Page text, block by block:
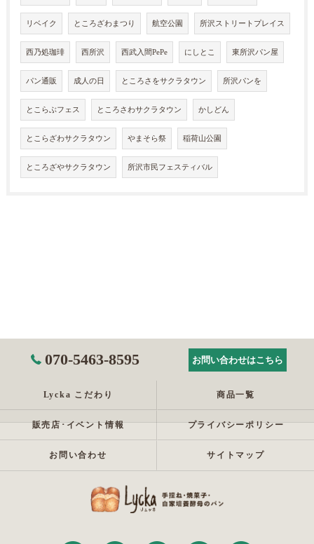
リベイク ところざわまつり 航空公園 所沢ストリートプレイス
西乃処珈琲 西所沢 西武入間PePe にしとこ 東所沢パン屋
パン通販 成人の日 ところさをサクラタウン 所沢パンを
とこらぶフェス ところさわサクラタウン かしどん
とこらざわサクラタウン やまそら祭 稲荷山公園
ところざやサクラタウン 所沢市民フェスティバル
070-5463-8595 お問い合わせはこちら
Lycka こだわり 商品一覧
販売店･イベント情報 プライバシーポリシー
お問い合わせ サイトマップ